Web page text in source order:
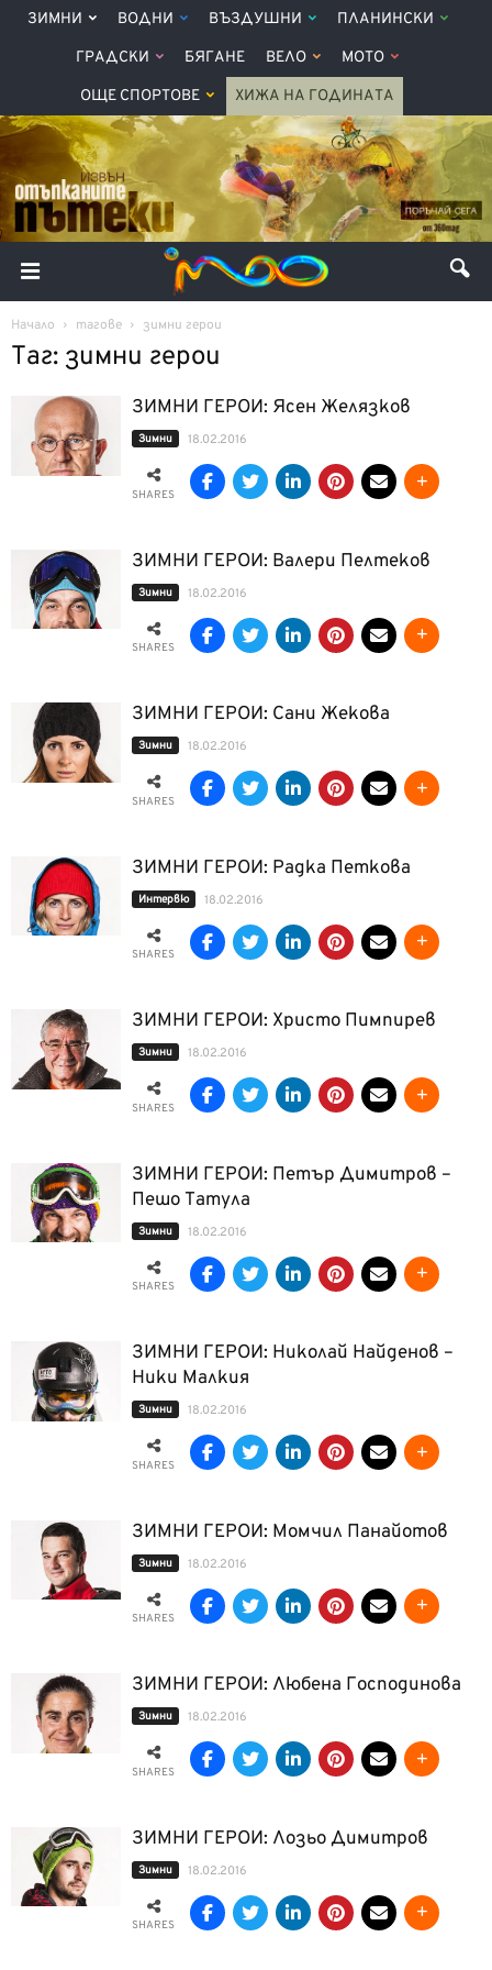
ЗИМНИ ВОДНИ ВЪЗДУШНИ ПЛАНИНСКИ
ГРАДСКИ БЯГАНЕ ВЕЛО МОТО
ОЩЕ СПОРТОВЕ ХИЖА НА ГОДИНАТА
Начало тагове зимни герои
Таг: зимни герои
ЗИМНИ ГЕРОИ: Ясен Желязков
Зимни 18.02.2016
SHARES
ЗИМНИ ГЕРОИ: Валери Пелтеков
Зимни 18.02.2016
SHARES
ЗИМНИ ГЕРОИ: Сани Жекова
Зимни 18.02.2016
SHARES
ЗИМНИ ГЕРОИ: Радка Петкова
Интервю 18.02.2016
SHARES
ЗИМНИ ГЕРОИ: Христо Пимпирев
Зимни 18.02.2016
SHARES
ЗИМНИ ГЕРОИ: Петър Димитров –
Пешо Татула
Зимни 18.02.2016
SHARES
ЗИМНИ ГЕРОИ: Николай Найденов –
Ники Малкия
Зимни 18.02.2016
SHARES
ЗИМНИ ГЕРОИ: Момчил Панайотов
Зимни 18.02.2016
SHARES
ЗИМНИ ГЕРОИ: Любена Господинова
Зимни 18.02.2016
SHARES
ЗИМНИ ГЕРОИ: Лозьо Димитров
Зимни 18.02.2016
SHARES